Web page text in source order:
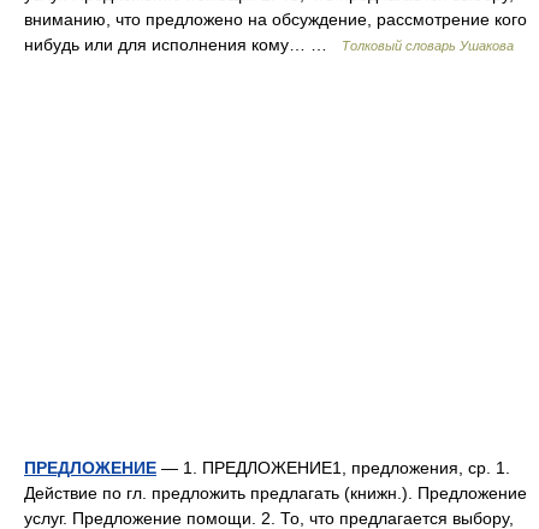
вниманию, что предложено на обсуждение, рассмотрение кого
нибудь или для исполнения кому… …
Толковый словарь Ушакова
ПРЕДЛОЖЕНИЕ — 1. ПРЕДЛОЖЕНИЕ1, предложения, ср. 1.
Действие по гл. предложить предлагать (книжн.). Предложение
услуг. Предложение помощи. 2. То, что предлагается выбору,